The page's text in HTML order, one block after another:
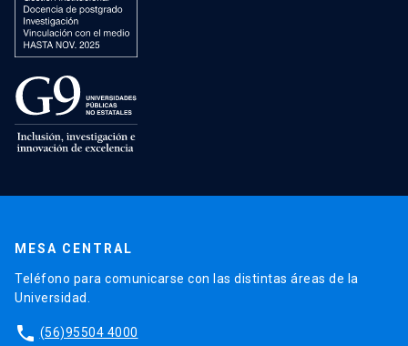
MESA CENTRAL
Teléfono para comunicarse con las distintas áreas de la
Universidad.
phone (56)95504 4000